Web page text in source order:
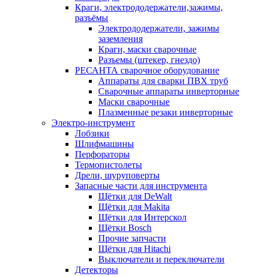
Краги, электрододержатели,зажимы,
разъёмы
Электрододержатели, зажимы
заземления
Краги, маски сварочные
Разъемы (штекер, гнездо)
РЕСАНТА сварочное оборудование
Аппараты для сварки ПВХ труб
Сварочные аппараты инверторные
Маски сварочные
Плазменные резаки инверторные
Электро-инструмент
Лобзики
Шлифмашины
Перфораторы
Термопистолеты
Дрели, шуруповерты
Запасные части для инструмента
Щётки для DeWalt
Щётки для Makita
Щётки для Интерскол
Щётки Bosch
Прочие запчасти
Щётки для Hitachi
Выключатели и переключатели
Детекторы